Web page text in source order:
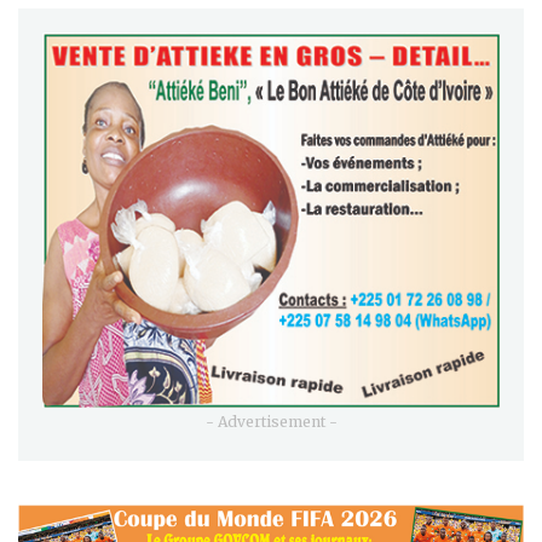
- Advertisement -